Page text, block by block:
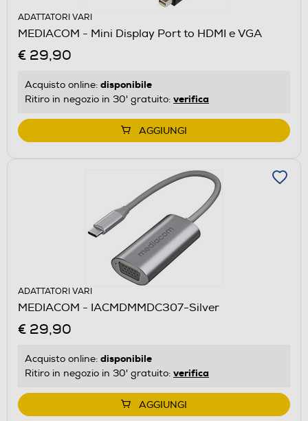
ADATTATORI VARI
MEDIACOM - Mini Display Port to HDMI e VGA
€ 29,90
Acquisto online: disponibile
Ritiro in negozio in 30' gratuito: verifica
AGGIUNGI
ADATTATORI VARI
MEDIACOM - IACMDMMDC307-Silver
€ 29,90
Acquisto online: disponibile
Ritiro in negozio in 30' gratuito: verifica
AGGIUNGI